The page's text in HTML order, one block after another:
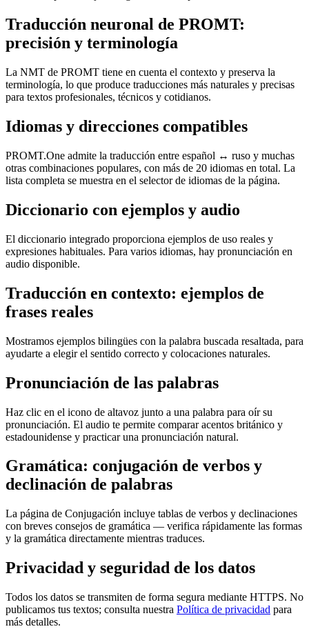
Traducción neuronal de PROMT:
precisión y terminología
La NMT de PROMT tiene en cuenta el contexto y preserva la
terminología, lo que produce traducciones más naturales y precisas
para textos profesionales, técnicos y cotidianos.
Idiomas y direcciones compatibles
PROMT.One admite la traducción entre español ↔ ruso y muchas
otras combinaciones populares, con más de 20 idiomas en total. La
lista completa se muestra en el selector de idiomas de la página.
Diccionario con ejemplos y audio
El diccionario integrado proporciona ejemplos de uso reales y
expresiones habituales. Para varios idiomas, hay pronunciación en
audio disponible.
Traducción en contexto: ejemplos de
frases reales
Mostramos ejemplos bilingües con la palabra buscada resaltada, para
ayudarte a elegir el sentido correcto y colocaciones naturales.
Pronunciación de las palabras
Haz clic en el icono de altavoz junto a una palabra para oír su
pronunciación. El audio te permite comparar acentos británico y
estadounidense y practicar una pronunciación natural.
Gramática: conjugación de verbos y
declinación de palabras
La página de Conjugación incluye tablas de verbos y declinaciones
con breves consejos de gramática — verifica rápidamente las formas
y la gramática directamente mientras traduces.
Privacidad y seguridad de los datos
Todos los datos se transmiten de forma segura mediante HTTPS. No
publicamos tus textos; consulta nuestra Política de privacidad para
más detalles.